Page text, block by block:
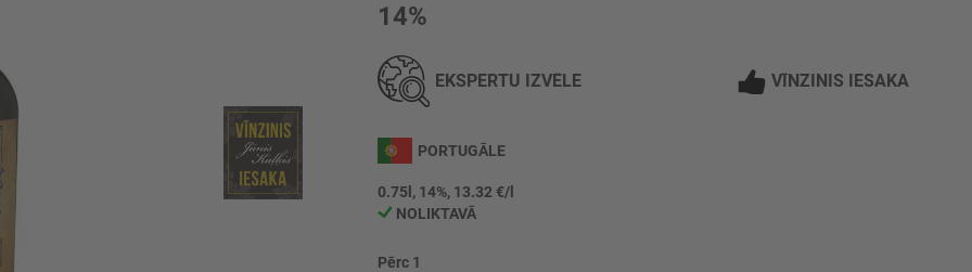
14%
EKSPERTU IZVĒLE VĪNZINIS IESAKA
PORTUGĀLE
0.75l, 14%, 13.32 €/l
NOLIKTAVĀ
Pērc 1